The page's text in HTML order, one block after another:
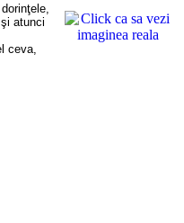
atunci
ceva,